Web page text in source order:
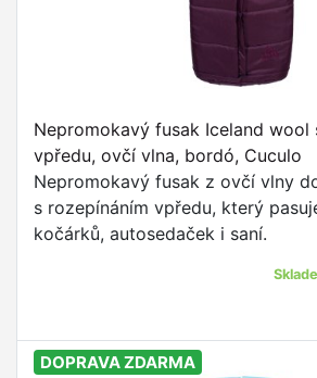
Nepromokavý fusak Iceland wool
vpředu, ovčí vlna, bordó, Cuculo
Nepromokavý fusak z ovčí vlny
s rozepínáním vpředu, který
kočárků, autosedaček i saní.
DOPRAVA ZDARMA